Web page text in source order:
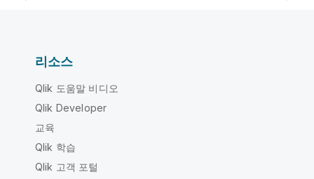
리소스
Qlik 도움말 비디오
Qlik Developer
교육
Qlik 학습
Qlik 고객 포털